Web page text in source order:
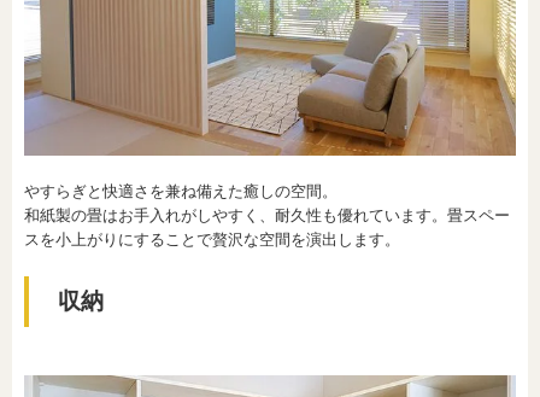
やすらぎと快適さを兼ね備えた癒しの空間。
和紙製の畳はお手入れがしやすく、耐久性も優れています。畳スペー
スを小上がりにすることで贅沢な空間を演出します。
収納